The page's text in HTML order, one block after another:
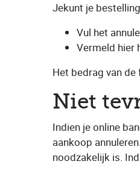
Jekunt je
Vul het
Vermeld hier
Het bedrag van
Niet
Indien je online
aankoop
noodzakelijk is.